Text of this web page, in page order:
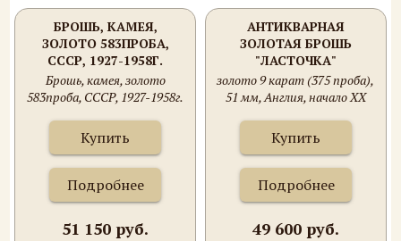
БРОШЬ, КАМЕЯ,
ЗОЛОТО 583ПРОБА,
СССР, 1927-1958Г.
10ГРАММ, 35Х43ММ.
Брошь, камея, золото
583проба, СССР, 1927-1958г.
нуждается в закрепке.
Купить
Подробнее
51 150 руб.
АНТИКВАРНАЯ
ЗОЛОТАЯ БРОШЬ
"ЛАСТОЧКА"
золото 9 карат (375 проба),
51 мм, Англия, начало ХХ
Купить
Подробнее
49 600 руб.